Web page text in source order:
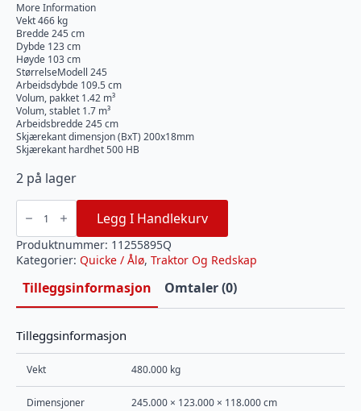
More Information
Vekt 466 kg
Bredde 245 cm
Dybde 123 cm
Høyde 103 cm
StørrelseModell 245
Arbeidsdybde 109.5 cm
Volum, pakket 1.42 m³
Volum, stablet 1.7 m³
Arbeidsbredde 245 cm
Skjærekant dimensjon (BxT) 200x18mm
Skjærekant hardhet 500 HB
2 på lager
Quick
245
Volum
Skuff
SMS
antall
Legg I Handlekurv
Produktnummer: 11255895Q
Kategorier: Quicke / Ålø, Traktor Og Redskap
Tilleggsinformasjon Omtaler (0)
Tilleggsinformasjon
Vekt 480.000 kg
Dimensjoner 245.000 × 123.000 × 118.000 cm